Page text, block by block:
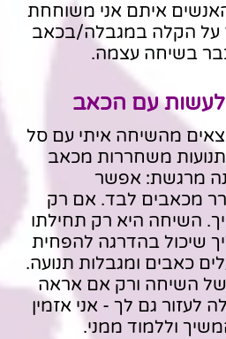
מהאנשים איתם אני משוחחת
על הקלה במגבלה/בכאב
בשיחה עצמה.
עם הכאב
מהשיחה איתי עם סל
משחררות מכאב
מרגשת: אפשר
מכאבים לבד. אם רק
השיחה היא רק תחילתו
שיכול בהדרגה להפחית
כאבים ומגבלות תנועה.
השיחה ורק אם אראה
לעזור גם לך - אני אזמין
וללמוד ממני.